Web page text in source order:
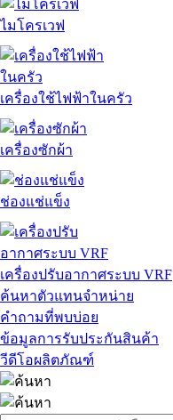
ไมโครเวฟ
เครื่องใช้ไฟฟ้าในครัว
เครื่องซักผ้า
ช่องแช่แข็ง
เครื่องปรับอากาศระบบ VRF
ค้นหาตัวแทนจำหน่าย
คำถามที่พบบ่อย
ข้อมูลการรับประกันสินค้า
วีดีโอผลิตภัณฑ์